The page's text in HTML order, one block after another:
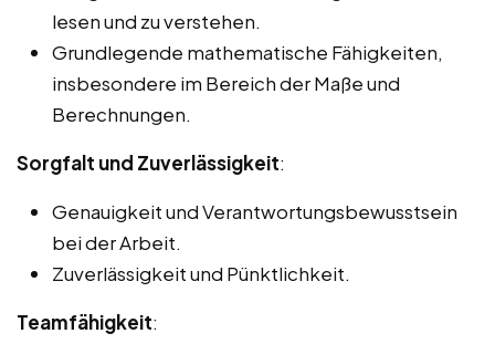
lesen und zu verstehen.
Grundlegende mathematische Fähigkeiten,
insbesondere im Bereich der Maße und
Berechnungen.
Sorgfalt und Zuverlässigkeit:
Genauigkeit und Verantwortungsbewusstsein
bei der Arbeit.
Zuverlässigkeit und Pünktlichkeit.
Teamfähigkeit: